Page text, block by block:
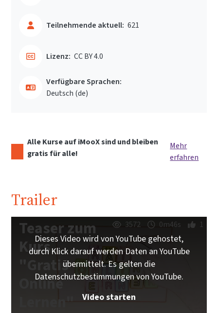
Teilnehmende aktuell: 621
Lizenz: CC BY 4.0
Verfügbare Sprachen:
Deutsch ‎(de)‎
Alle Kurse auf iMooX sind und bleiben
gratis für alle!
Mehr
erfahren
Trailer
Teaser zum
Kurs
"Gratis
Online
Lernen"
3572 0m46s 1
Dieses Video wird von YouTube gehostet,
durch Klick darauf werden Daten an YouTube
übermittelt. Es gelten die
Datenschutzbestimmungen von YouTube.
Video starten